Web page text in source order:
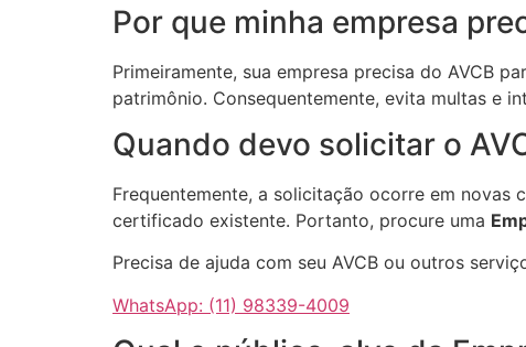
Por que minha empresa
Primeiramente, sua empresa precisa do AVCB
patrimônio. Consequentemente, evita multas e
Quando devo solicitar o
Frequentemente, a solicitação ocorre em novas
certificado existente. Portanto, procure uma
Precisa de ajuda com seu AVCB ou outros
WhatsApp: (11) 98339-4009